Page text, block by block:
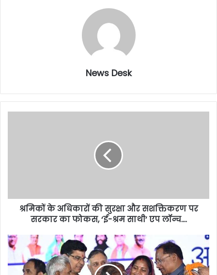
News Desk
श्रमिकों के अधिकारों की सुरक्षा और सशक्तिकरण पर
सरकार का फोकस, ‘ई-श्रम साथी’ एप लॉन्च….